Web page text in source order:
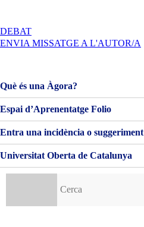
DEBATA
PRÁCTICA.
GARBAGNATI
ENVIA MISSATGE A L'AUTOR/A
Què és una Àgora?
Espai d’Aprenentatge Folio
Entra una incidència o suggeriment
Universitat Oberta de Catalunya